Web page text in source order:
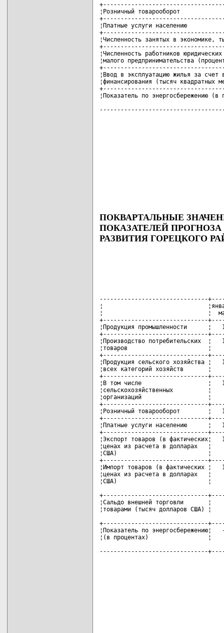
¦Розничный товарооборот
¦Платные услуги населению
¦Численность занятых в
¦Численность работников
¦малого предпринимательства
¦Ввод в эксплуатацию жилья за
¦финансирования (тысяч
¦Показатель по
ПОКВАРТАЛЬНЫЕ
ПОКАЗАТЕЛЕЙ
РАЗВИТИЯ ГОРЕЦКОГО
-------------------------------
¦                              ¦январь -
¦                              ¦  март  ¦
+------------------------------
¦Продукция промышленности
+------------------------------
¦Производство потребительских
¦товаров
+------------------------------
¦Продукция сельского хозяйства
¦всех категорий хозяйств
+------------------------------
¦В том числе                   ¦
¦сельскохозяйственных
¦организаций
+------------------------------
¦Розничный товарооборот        ¦
+------------------------------
¦Платные услуги населению      ¦
+------------------------------
¦Экспорт товаров (в
¦ценах из расчета в
¦США)                          ¦
+------------------------------
¦Импорт товаров (в фактических
¦ценах из расчета в
¦США)                          ¦
+------------------------------
¦Сальдо внешней торговли       ¦
¦товарами (тысяч долларов
+------------------------------
¦Показатель по
¦(в процентах)
-------------------------------